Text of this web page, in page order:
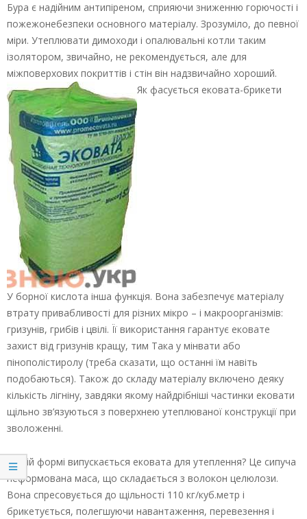
Бура є надійним антипіреном, сприяючи зниженню горючості і
пожежонебезпеки основного матеріалу. Зрозуміло, до певної
міри. Утеплювати димоходи і опалювальні котли таким
ізолятором, звичайно, не рекомендується, але для
міжповерхових покриттів і стін він надзвичайно хороший.
Як фасується ековата-брикети
У борної кислота інша функція. Вона забезпечує матеріалу
втрату привабливості для різних мікро – і макроорганізмів:
гризунів, грибів і цвілі. Її використання гарантує ековате
захист від гризунів кращу, тим Така у мінвати або
пінополістиролу (треба сказати, що останні їм навіть
подобаються). Також до складу матеріалу включено деяку
кількість лігніну, завдяки якому найдрібніші частинки ековати
щільно зв’язуються з поверхнею утеплюваної конструкції при
зволоженні.
В якій формі випускається ековата для утеплення? Це сипуча
неформована маса, що складається з волокон целюлози.
Вона спресовується до щільності 110 кг/куб.метр і
брикетується, полегшуючи навантаження, перевезення і